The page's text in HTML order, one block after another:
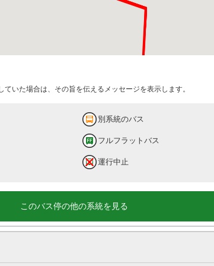
両国駅前
9 分待ち
いた場合は、その旨を伝えるメッセージを表示します。
別系統のバス
フルフラットバス
運行中止
このバス停の他の系統を見る